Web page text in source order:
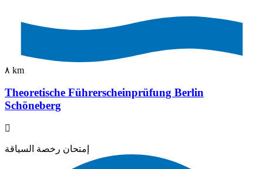
٨ km
Theoretische Führerscheinprüfung Berlin
Schöneberg
إمتحان رخصة السياقة